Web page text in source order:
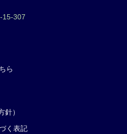
15-307
ら
針）
く表記